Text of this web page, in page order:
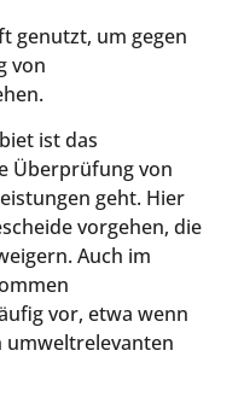
genutzt, um gegen
von
ist das
Überprüfung von
geht. Hier
vorgehen, die
Auch im
vor, etwa wenn
umweltrelevanten